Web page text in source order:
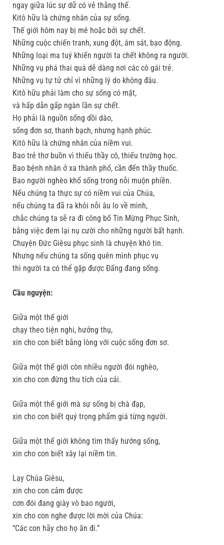
ngay giữa lúc sự dữ có vẻ thắng thế.
Kitô hữu là chứng nhân của sự sống.
Thế giới hôm nay bị mê hoặc bởi sự chết.
Những cuộc chiến tranh, xung đột, ám sát, bạo động.
Những loại ma tuý khiến người ta chết không ra người.
Những vụ phá thai quá dễ dàng nơi các cô gái trẻ.
Những vụ tự tử chỉ vì những lý do không đâu.
Kitô hữu phải làm cho sự sống có mặt,
và hấp dẫn gấp ngàn lần sự chết.
Họ phải là nguồn sống dồi dào,
sống đơn sơ, thanh bạch, nhưng hạnh phúc.
Kitô hữu là chứng nhân của niềm vui.
Bao trẻ thơ buồn vì thiếu thầy cô, thiếu trường học.
Bao bệnh nhân ở xa thành phố, cần đến thầy thuốc.
Bao người nghèo khổ sống trong nỗi muộn phiền.
Nếu chúng ta thực sự có niềm vui của Chúa,
nếu chúng ta đã ra khỏi nỗi âu lo về mình,
chắc chúng ta sẽ ra đi công bố Tin Mừng Phục Sinh,
bằng việc đem lại nụ cười cho những người bất hạnh.
Chuyện Ðức Giêsu phục sinh là chuyện khó tin.
Nhưng nếu chúng ta sống quên mình phục vụ
thì người ta có thể gặp được Ðấng đang sống.
Cầu nguyện:
Giữa một thế giới
chạy theo tiện nghi, hưởng thụ,
xin cho con biết bằng lòng với cuộc sống đơn sơ.
Giữa một thế giới còn nhiều người đói nghèo,
xin cho con đừng thu tích của cải.
Giữa một thế giới mà sự sống bị chà đạp,
xin cho con biết quý trọng phẩm giá từng người.
Giữa một thế giới không tìm thấy hướng sống,
xin cho con biết xây lại niềm tin.
Lạy Chúa Giêsu,
xin cho con cảm được
cơn đói đang giày vò bao người,
xin cho con nghe được lời mời của Chúa:
“Các con hãy cho họ ăn đi.”